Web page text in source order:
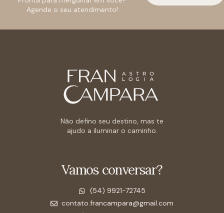
Agende o seu atendimento!
Não defino seu destino, mas te
ajudo a iluminar o caminho.
Vamos conversar?
(54) 9921-72745
contato.francampara@gmail.com